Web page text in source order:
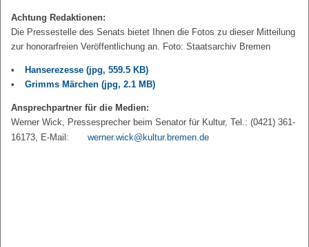
Achtung Redaktionen:
Die Pressestelle des Senats bietet Ihnen die Fotos zu dieser Mitteilung
zur honorarfreien Veröffentlichung an. Foto: Staatsarchiv Bremen
Hanserezesse (jpg, 559.5 KB)
Grimms Märchen (jpg, 2.1 MB)
Ansprechpartner für die Medien:
Werner Wick, Pressesprecher beim Senator für Kultur, Tel.: (0421) 361-
16173, E-Mail:
werner.wick@kultur.bremen.de